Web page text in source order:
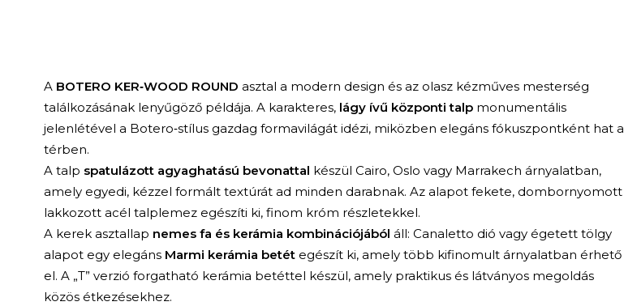
A BOTERO KER‑WOOD ROUND asztal a modern design és az olasz kézműves mesterség
találkozásának lenyűgöző példája. A karakteres, lágy ívű központi talpmonumentális
jelenlétével a Botero‑stílus gazdag formavilágát idézi, miközben elegáns fókuszpontként hat a
térben.
A talp spatulázott agyaghatású bevonattal készül Cairo, Oslo vagy Marrakech árnyalatban,
amely egyedi, kézzel formált textúrát ad minden darabnak. Az alapot fekete, dombornyomott
lakkozott acél talplemez egészíti ki, finom króm részletekkel.
A kerek asztallap nemes fa és kerámia kombinációjából áll: Canaletto dió vagy égetett tölgy
alapot egy elegáns Marmi kerámia betétegészít ki, amely több kifinomult árnyalatban érhető
el. A „T” verzió forgatható kerámia betéttel készül, amely praktikus és látványos megoldás
közös étkezésekhez.